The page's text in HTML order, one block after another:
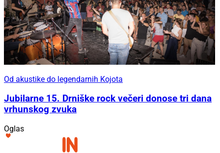
Od akustike do legendarnih Kojota
Jubilarne 15. Drniške rock večeri donose tri dana
vrhunskog zvuka
Oglas